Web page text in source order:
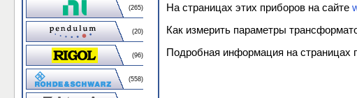
(265)
(20)
(96)
(558)
На страницах этих приборов на сайте
Как измерить параметры
Подробная информация на страницах